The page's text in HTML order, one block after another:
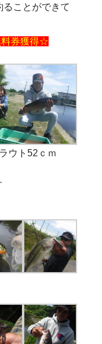
ることができて
料券獲得☆
ラウト52ｃｍ